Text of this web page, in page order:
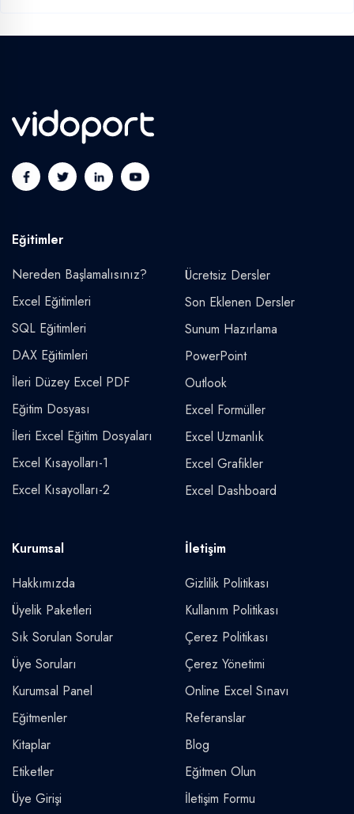
Eğitimler
Nereden Başlamalısınız?
Excel Eğitimleri
SQL Eğitimleri
DAX Eğitimleri
İleri Düzey Excel PDF
Eğitim Dosyası
İleri Excel Eğitim Dosyaları
Excel Kısayolları-1
Excel Kısayolları-2
Ücretsiz Dersler
Son Eklenen Dersler
Sunum Hazırlama
PowerPoint
Outlook
Excel Formüller
Excel Uzmanlık
Excel Grafikler
Excel Dashboard
Kurumsal
Hakkımızda
Üyelik Paketleri
Sık Sorulan Sorular
Üye Soruları
Kurumsal Panel
Eğitmenler
Kitaplar
Etiketler
Üye Girişi
İletişim
Gizlilik Politikası
Kullanım Politikası
Çerez Politikası
Çerez Yönetimi
Online Excel Sınavı
Referanslar
Blog
Eğitmen Olun
İletişim Formu